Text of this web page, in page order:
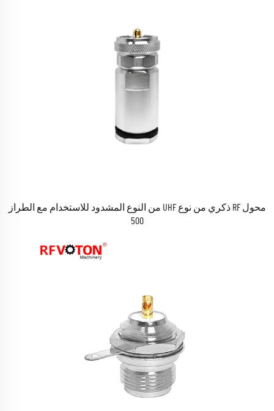
محول RF ذكري من نوع UHF من النوع المشدود للاستخدام مع الطراز
500